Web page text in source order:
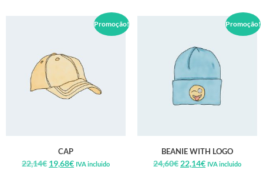
Promoção!
CAP
22,14€ 19,68€ IVA incluido
Promoção!
BEANIE WITH LOGO
24,60€ 22,14€ IVA incluido